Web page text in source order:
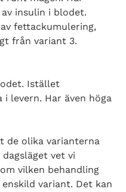
insulin i blodet.
fettackumulering,
från variant 3.
Istället
levern. Har även höga
de olika varianterna
vet vi
vilken behandling
variant. Det kan